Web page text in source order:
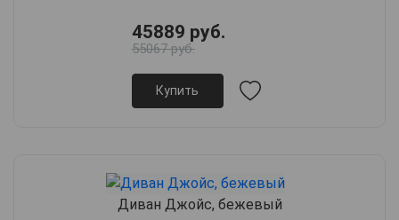
45889 руб.
55067 руб.
Купить
Диван Джойс, бежевый